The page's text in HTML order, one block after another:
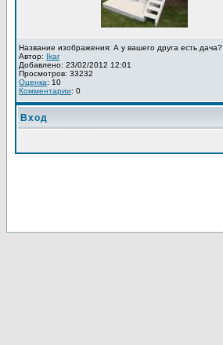
Название изображения: А у вашего друга есть дача?
Автор: Ikar
Добавлено: 23/02/2012 12:01
Просмотров: 33232
Оценка: 10
Комментарии: 0
Вход